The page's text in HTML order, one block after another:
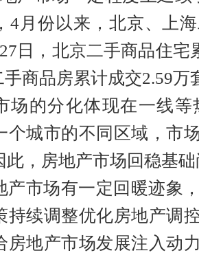
4月份以来，北京、上
日，北京二手商品住宅
手商品房累计成交2.59万
场的分化体现在一线
个城市的不同区域，市
此，房地产市场回稳基
产市场有一定回暖迹象
持续调整优化房地产调
房地产市场发展注入动